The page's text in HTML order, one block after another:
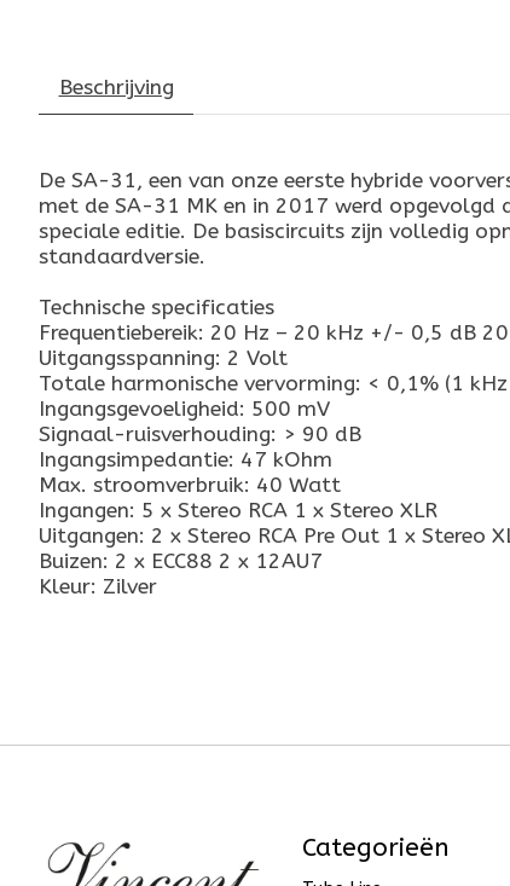
Beschrijving
De SA-31, een van onze eerste hybride
met de SA-31 MK en in 2017 werd opgevolgd
speciale editie. De basiscircuits zijn volledig
standaardversie.
Technische specificaties
Frequentiebereik: 20 Hz – 20 kHz +/- 0,5 dB
Uitgangsspanning: 2 Volt
Totale harmonische vervorming: < 0,1% (1
Ingangsgevoeligheid: 500 mV
Signaal-ruisverhouding: > 90 dB
Ingangsimpedantie: 47 kOhm
Max. stroomverbruik: 40 Watt
Ingangen: 5 x Stereo RCA 1 x Stereo XLR
Uitgangen: 2 x Stereo RCA Pre Out 1 x Stereo
Buizen: 2 x ECC88 2 x 12AU7
Kleur: Zilver
Categorieën